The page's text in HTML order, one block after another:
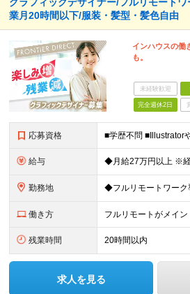
業月20時間以下/服装・髪型・髪色自由
インハウスの働
も。
未経験歓迎
完全週休2日
応募資格
給与
勤務地
働き方 フルリモートがメイン
残業時間 20時間以内
求人を見る